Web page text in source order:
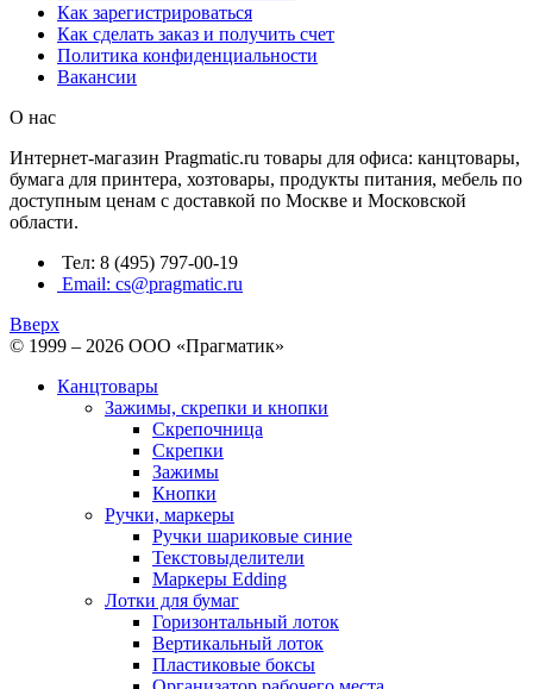
Как зарегистрироваться
Как сделать заказ и получить счет
Политика конфиденциальности
Вакансии
О нас
Интернет-магазин Pragmatic.ru товары для офиса: канцтовары,
бумага для принтера, хозтовары, продукты питания, мебель по
доступным ценам с доставкой по Москве и Московской
области.
Тел: 8 (495) 797-00-19
Email: cs@pragmatic.ru
Вверх
© 1999 – 2026 ООО «Прагматик»
Канцтовары
Зажимы, скрепки и кнопки
Скрепочница
Скрепки
Зажимы
Кнопки
Ручки, маркеры
Ручки шариковые синие
Текстовыделители
Маркеры Edding
Лотки для бумаг
Горизонтальный лоток
Вертикальный лоток
Пластиковые боксы